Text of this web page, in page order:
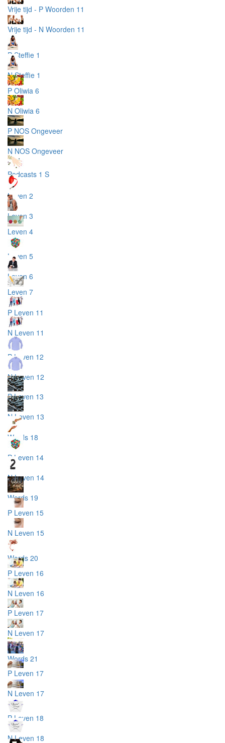
Vrije tijd - P Woorden 11
Vrije tijd - N Woorden 11
P Steffie 1
N Steffie 1
P Oliwia 6
N Oliwia 6
P NOS Ongeveer
N NOS Ongeveer
Podcasts 1 S
Leven 2
Leven 3
Leven 4
Leven 5
Leven 6
Leven 7
P Leven 11
N Leven 11
P Leven 12
N Leven 12
P Leven 13
N Leven 13
Words 18
P Leven 14
N Leven 14
Words 19
P Leven 15
N Leven 15
Words 20
P Leven 16
N Leven 16
P Leven 17
N Leven 17
Words 21
P Leven 17
N Leven 17
P Leven 18
N Leven 18